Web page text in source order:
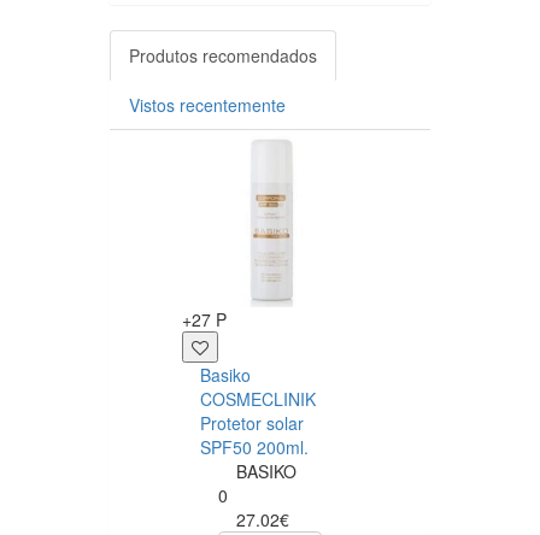
Produtos recomendados
Vistos recentemente
+27 P
Basiko
COSMECLINIK
Protetor solar
SPF50 200ml.
BASIKO
0
27.02€